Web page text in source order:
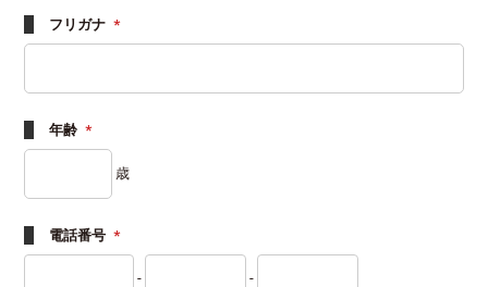
フリガナ *
年齢 *
歳
電話番号 *
- -